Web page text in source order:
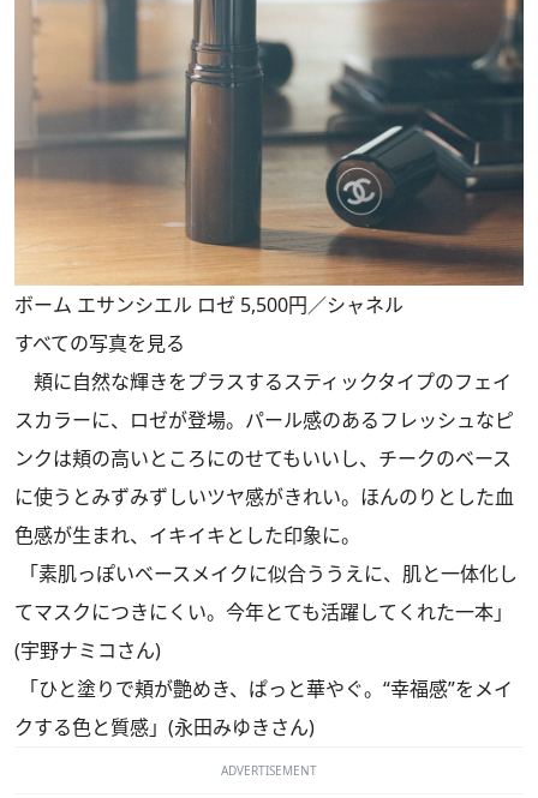
ボーム エサンシエル ロゼ 5,500円／シャネル
すべての写真を見る
頬に自然な輝きをプラスするスティックタイプのフェイ
スカラーに、ロゼが登場。パール感のあるフレッシュなピ
ンクは頬の高いところにのせてもいいし、チークのベース
に使うとみずみずしいツヤ感がきれい。ほんのりとした血
色感が生まれ、イキイキとした印象に。
「素肌っぽいベースメイクに似合ううえに、肌と一体化し
てマスクにつきにくい。今年とても活躍してくれた一本」
(宇野ナミコさん)
「ひと塗りで頬が艶めき、ぱっと華やぐ。“幸福感”をメイ
クする色と質感」(永田みゆきさん)
ADVERTISEMENT